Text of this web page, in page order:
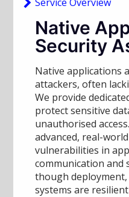
Native
Security
Native applications
attackers, often
We provide
protect sensitive
unauthorised
advanced, real-
vulnerabilities in
communication and
though
systems are